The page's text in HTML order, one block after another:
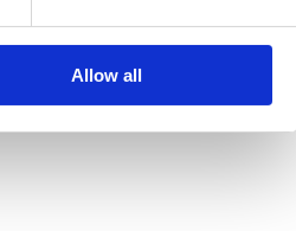
Allow all
Ein Log, der nicht nur "was